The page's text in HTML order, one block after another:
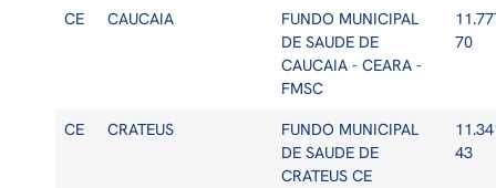
CE CAUCAIA
FUNDO MUNICIPAL
DE SAUDE DE
CAUCAIA - CEARA -
FMSC
70
CE CRATEUS
FUNDO MUNICIPAL
DE SAUDE DE
CRATEUS CE
43